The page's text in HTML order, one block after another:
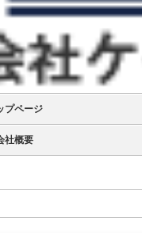
プページ
社概要